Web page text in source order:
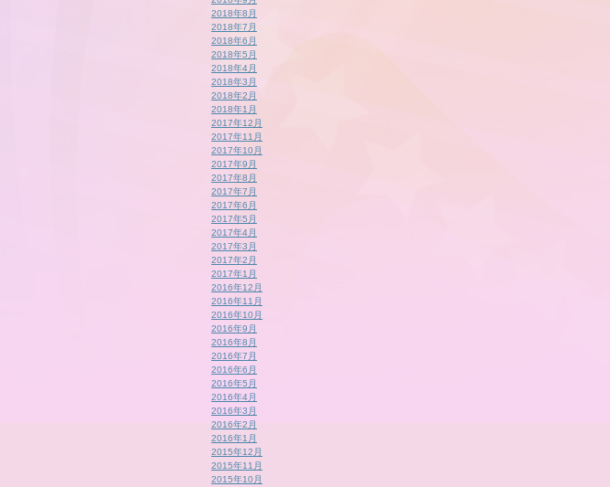
2018年8月
2018年7月
2018年6月
2018年5月
2018年4月
2018年3月
2018年2月
2018年1月
2017年12月
2017年11月
2017年10月
2017年9月
2017年8月
2017年7月
2017年6月
2017年5月
2017年4月
2017年3月
2017年2月
2017年1月
2016年12月
2016年11月
2016年10月
2016年9月
2016年8月
2016年7月
2016年6月
2016年5月
2016年4月
2016年3月
2016年2月
2016年1月
2015年12月
2015年11月
2015年10月